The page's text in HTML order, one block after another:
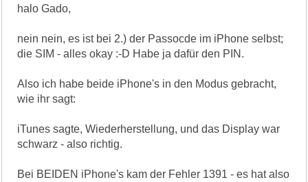
halo Gado,
nein nein, es ist bei 2.) der Passocde im iPhone selbst;
die SIM - alles okay :-D Habe ja dafür den PIN.
Also ich habe beide iPhone's in den Modus gebracht,
wie ihr sagt:
iTunes sagte, Wiederherstellung, und das Display war
schwarz - also richtig.
Bei BEIDEN iPhone's kam der Fehler 1391 - es hat also